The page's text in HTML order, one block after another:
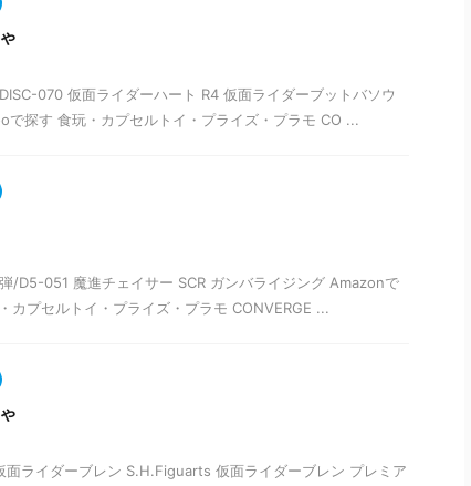
070 仮面ライダーハート R4 仮面ライダーブットバソウ
探す 食玩・カプセルトイ・プライズ・プラモ CO ...
/D5-051 魔進チェイサー SCR ガンバライジング Amazonで
カプセルトイ・プライズ・プラモ CONVERGE ...
ライダーブレン S.H.Figuarts 仮面ライダーブレン プレミア